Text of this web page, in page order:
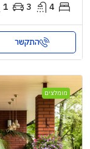
4
3
1
התקשר
מומלצים